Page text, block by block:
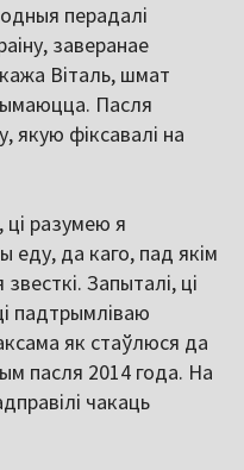
перадалі
заверанае
Віталь, шмат
Пасля
якую фіксавалі на
ці разумею я
еду, да каго, пад якім
Запыталі, ці
падтрымліваю
як стаўлюся да
пасля 2014 года. На
чакаць